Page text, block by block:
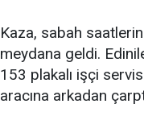
Kaza, sabah
meydana geldi.
153 plakalı işçi
aracına arkadan